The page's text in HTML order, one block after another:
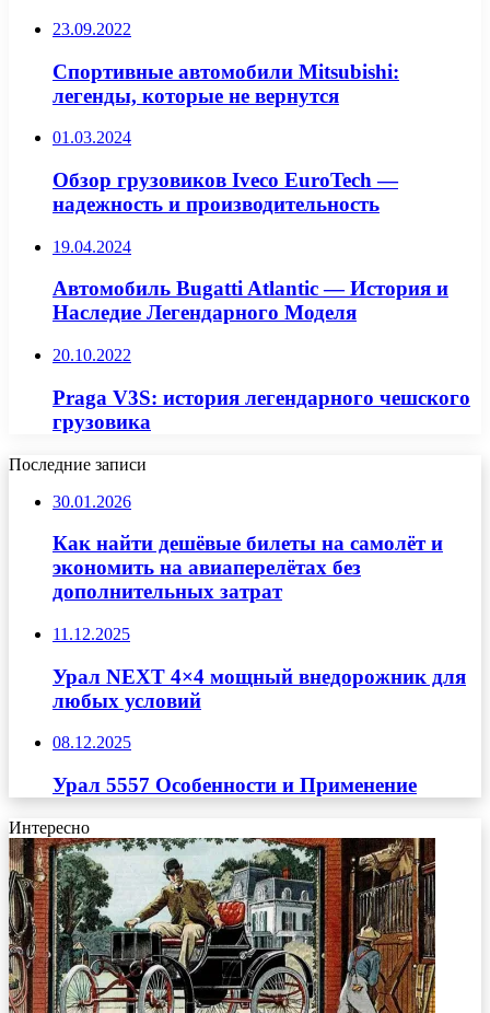
23.09.2022
Спортивные автомобили Mitsubishi:
легенды, которые не вернутся
01.03.2024
Обзор грузовиков Iveco EuroTech —
надежность и производительность
19.04.2024
Автомобиль Bugatti Atlantic — История и
Наследие Легендарного Моделя
20.10.2022
Praga V3S: история легендарного чешского
грузовика
Последние записи
30.01.2026
Как найти дешёвые билеты на самолёт и
экономить на авиаперелётах без
дополнительных затрат
11.12.2025
Урал NEXT 4×4 мощный внедорожник для
любых условий
08.12.2025
Урал 5557 Особенности и Применение
Интересно